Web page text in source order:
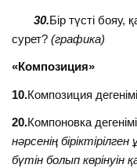
30.Бір түсті
сурет?(графика)
«Композиция»
10.Композиция
20.Компоновка
нәрсенің
бүтін болып